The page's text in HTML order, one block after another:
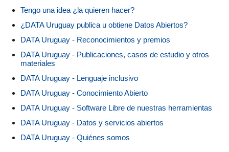
Tengo una idea ¿la quieren hacer?
¿DATA Uruguay publica u obtiene Datos Abiertos?
DATA Uruguay - Reconocimientos y premios
DATA Uruguay - Publicaciones, casos de estudio y otros
materiales
DATA Uruguay - Lenguaje inclusivo
DATA Uruguay - Conocimiento Abierto
DATA Uruguay - Software Libre de nuestras herramientas
DATA Uruguay - Datos y servicios abiertos
DATA Uruguay - Quiénes somos